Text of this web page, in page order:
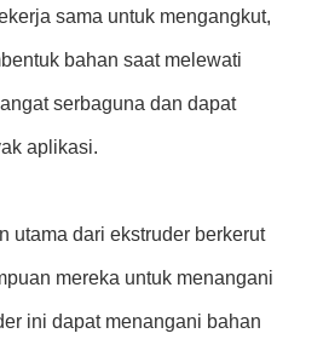
sama untuk mengangkut,
bahan saat melewati
serbaguna dan dapat
aplikasi.
utama dari ekstruder berkerut
mereka untuk menangani
ini dapat menangani bahan